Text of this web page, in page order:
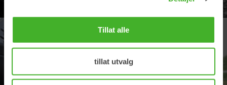
Tillat alle
tillat utvalg
FORHANDLER